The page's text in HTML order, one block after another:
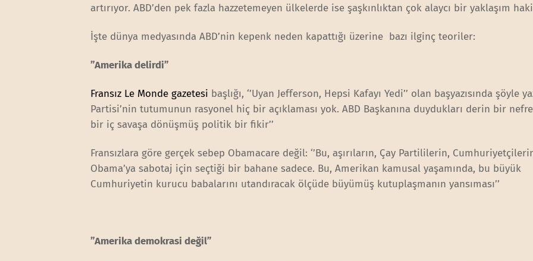
artırıyor. ABD’den pek fazla hazzetemeyen ülkelerde ise şaşkınlıktan çok alaycı bir yaklaşım
İşte dünya medyasında ABD’nin kepenk neden kapattığı üzerine bazı ilginç teoriler:
”Amerika delirdi”
Fransız Le Monde gazetesi başlığı, ‘’Uyan Jefferson, Hepsi Kafayı Yedi’’ olan başyazısında şöyle
Partisi’nin tutumunun rasyonel hiç bir açıklaması yok. ABD Başkanına duydukları derin bir
bir iç savaşa dönüşmüş politik bir fikir’’
Fransızlara göre gerçek sebep Obamacare değil: ‘’Bu, aşırıların, Çay Partililerin,
Obama’ya sabotaj için seçtiği bir bahane sadece. Bu, Amerikan kamusal yaşamında, bu büyük
Cumhuriyetin kurucu babalarını utandıracak ölçüde büyümüş kutuplaşmanın yansıması’’
”Amerika demokrasi değil”